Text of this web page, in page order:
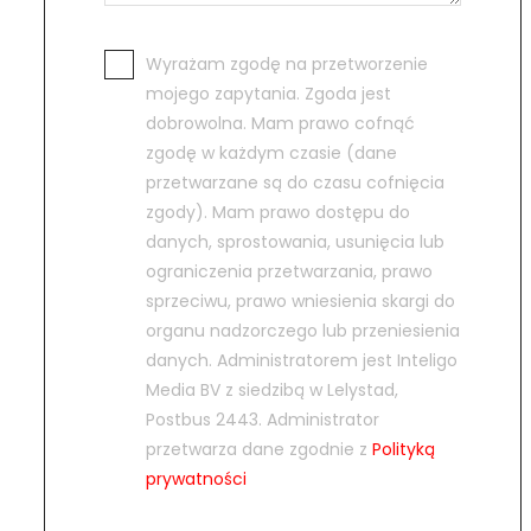
Wyrażam zgodę na przetworzenie
mojego zapytania. Zgoda jest
dobrowolna. Mam prawo cofnąć
zgodę w każdym czasie (dane
przetwarzane są do czasu cofnięcia
zgody). Mam prawo dostępu do
danych, sprostowania, usunięcia lub
ograniczenia przetwarzania, prawo
sprzeciwu, prawo wniesienia skargi do
organu nadzorczego lub przeniesienia
danych. Administratorem jest Inteligo
Media BV z siedzibą w Lelystad,
Postbus 2443. Administrator
przetwarza dane zgodnie z Polityką
prywatności